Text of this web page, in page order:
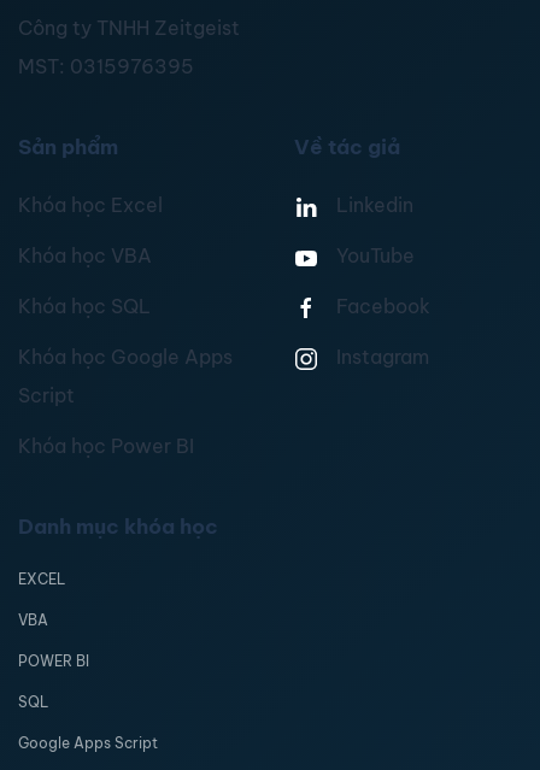
Công ty TNHH Zeitgeist
MST: 0315976395
Sản phẩm
Khóa học Excel
Khóa học VBA
Khóa học SQL
Khóa học Google Apps
Script
Khóa học Power BI
Về tác giả
Linkedin
YouTube
Facebook
Instagram
Danh mục khóa học
EXCEL
VBA
POWER BI
SQL
Google Apps Script